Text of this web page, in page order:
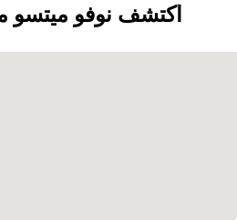
اكتشف نوفو ميتسو